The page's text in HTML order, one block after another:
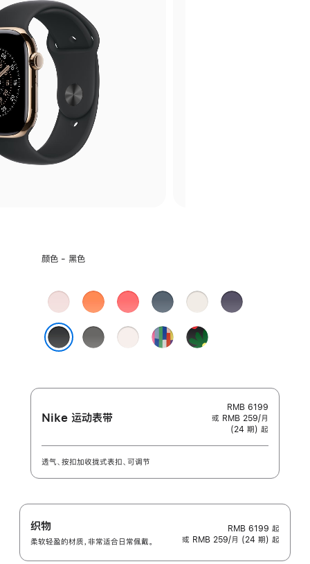
选
色:
颜色 - 黑色
浅
粉
色
柑
橘
色
亮
番
石
榴
铁
锚
蓝
色
星
光
色
雾
紫
岩
灰
淡
彩
虹
Black
Unity
结
Nike 运动表带
RMB 6199
或 RMB 259/月
(24 期) 起
透气、按扣加收拢式表扣、可调节
织物
柔软轻盈的材质，非常适合日常佩戴。
RMB 6199 起
或 RMB 259/月 (24 期) 起